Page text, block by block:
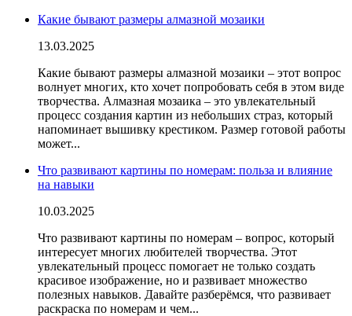
Какие бывают размеры алмазной мозаики
13.03.2025
Какие бывают размеры алмазной мозаики – этот вопрос
волнует многих, кто хочет попробовать себя в этом виде
творчества. Алмазная мозаика – это увлекательный
процесс создания картин из небольших страз, который
напоминает вышивку крестиком. Размер готовой работы
может...
Что развивают картины по номерам: польза и влияние
на навыки
10.03.2025
Что развивают картины по номерам – вопрос, который
интересует многих любителей творчества. Этот
увлекательный процесс помогает не только создать
красивое изображение, но и развивает множество
полезных навыков. Давайте разберёмся, что развивает
раскраска по номерам и чем...